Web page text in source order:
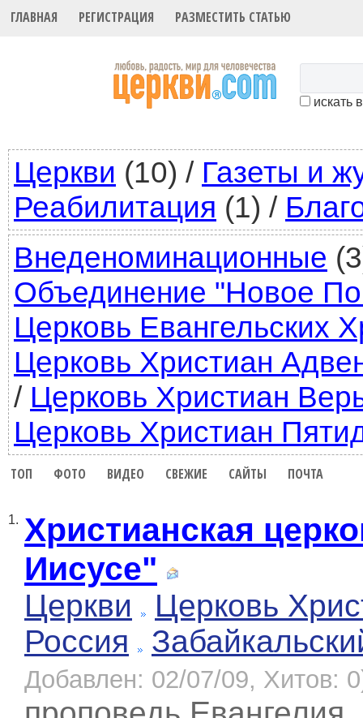
ГЛАВНАЯ РЕГИСТРАЦИЯ РАЗМЕСТИТЬ СТАТЬЮ
искать
Церкви (10) / Газеты и
Реабилитация (1) /
Внеденоминационные
Объединение "Новое
Церковь Евангельских
Церковь Христиан
/ Церковь Христиан
Церковь Христиан
ТОП ФОТО ВИДЕО СВЕЖИЕ САЙТЫ ПОЧТА
1. Христианская
Иисусе"
Церкви
Церковь
Россия
Добавлен: 02/07/09, Хитов: